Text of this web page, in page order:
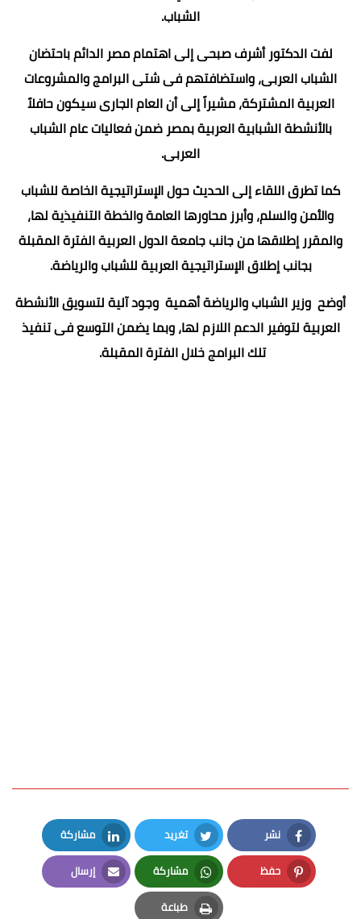
الشباب.
لفت الدكتور أشرف صبحى إلى اهتمام مصر الدائم باحتضان
الشباب العربى، واستضافتهم فى شتى البرامج والمشروعات
العربية المشتركة، مشيراً إلى أن العام الجارى سيكون حافلاً
بالأنشطة الشبابية العربية بمصر ضمن فعاليات عام الشباب
العربى.
كما تطرق اللقاء إلى الحديث حول الإستراتيجية الخاصة للشباب
والأمن والسلم، وأبرز محاورها العامة والخطة التنفيذية لها،
والمقرر إطلاقها من جانب جامعة الدول العربية الفترة المقبلة
بجانب إطلاق الإستراتيجية العربية للشباب والرياضة.
أوضح وزير الشباب والرياضة أهمية وجود آلية لتسويق الأنشطة
العربية لتوفير الدعم اللازم لها، وبما يضمن التوسع فى تنفيذ
تلك البرامج خلال الفترة المقبلة.
نشر
Facebook
تغريد
Twitter
مشاركة
LinkedIn
حفظ
Pinterest
مشاركة
Whatsapp
إرسال
Email
طباعة